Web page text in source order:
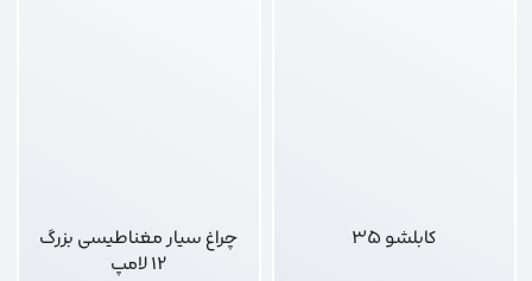
کابلشو 35
چراغ سیار مغناطیسی بزرگ
12 لامپ